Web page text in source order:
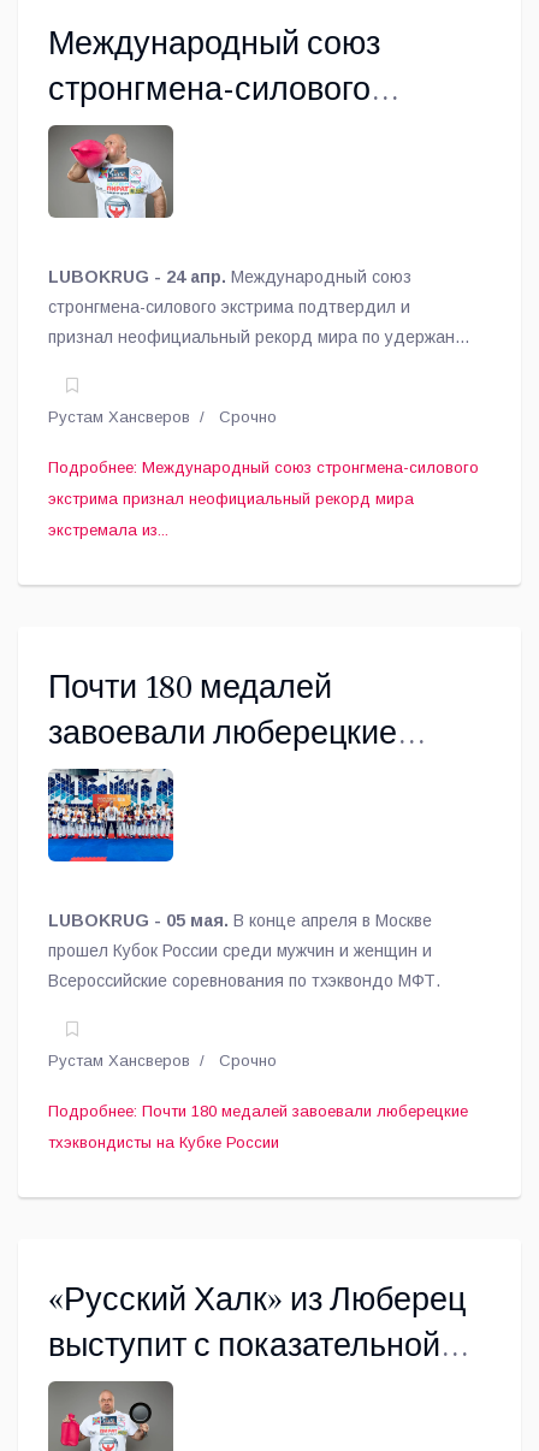
Международный союз
стронгмена-силового
экстрима признал
неофициальный рекорд
мира экстремала из
Люберец
LUBOKRUG - 24 апр. Международный союз
стронгмена-силового экстрима подтвердил и
признал неофициальный рекорд мира по удержанию
одновременным надуванием до разрыва грелки
экстремала, многократного рекордсмена мира по
силовым номерам, заместителя президента
Рустам Хансверов Срочно
Подробнее: Международный союз стронгмена-силового
экстрима признал неофициальный рекорд мира
экстремала из...
Почти 180 медалей
завоевали люберецкие
тхэквондисты на Кубке
России
LUBOKRUG - 05 мая. В конце апреля в Москве
прошел Кубок России среди мужчин и женщин и
Всероссийские соревнования по тхэквондо МФТ.
Рустам Хансверов Срочно
Подробнее: Почти 180 медалей завоевали люберецкие
тхэквондисты на Кубке России
«Русский Халк» из Люберец
выступит с показательной
программой 1 мая